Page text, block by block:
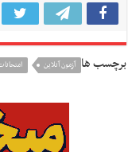
برچسب ها آزمون آنلاین